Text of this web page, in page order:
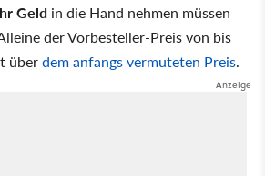
Geld in die Hand nehmen müssen
der Vorbesteller-Preis von bis
überdem anfangs vermuteten Preis.